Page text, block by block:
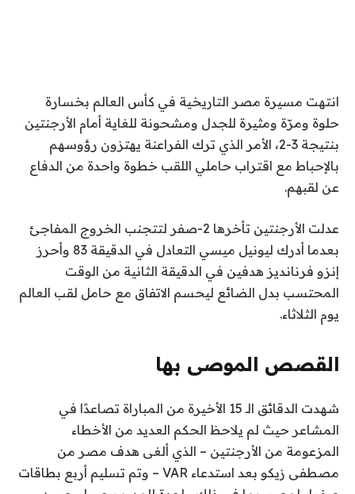
انتهت مسيرة مصر التاريخية في كأس العالم بخسارة
حلوة ومرّة ومثيرة للجدل ومشحونة للغاية أمام الأرجنتين
بنتيجة 3-2، الأمر الذي ترك الفراعنة يهتزون رؤوسهم
بالإحباط مع اقتراب حاملي اللقب خطوة واحدة من الدفاع
عن لقبهم.
عدلت الأرجنتين تأخرها 2-صفر لتتجنب الخروج المفاجئ
بعدما أدرك ليونيل ميسي التعادل في الدقيقة 83 وأحرز
إنزو فرنانديز هدفين في الدقيقة الثانية من الوقت
المحتسب بدل الضائع ليحسم الاتفاق مع حامل لقب العالم
يوم الثلاثاء.
القصص الموصى بها
ق
ا
ئ
ه
ا
شهدت الدقائق الـ 15 الأخيرة من المباراة تصاعدًا في
المشاعر حيث لم يلاحظ الحكم العديد من الأخطاء
المزعومة من الأرجنتين – الذي ألغى هدف مصر من
مصطفى زيكو بعد استدعاء VAR – وتم تسليم أربع بطاقات